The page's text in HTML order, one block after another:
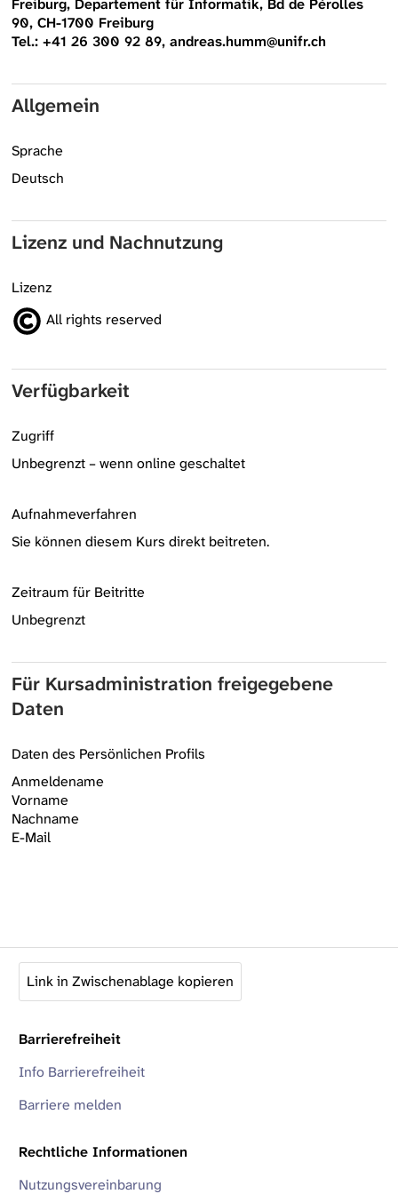
Freiburg, Departement für Informatik, Bd de Pérolles
90, CH-1700 Freiburg
Tel.: +41 26 300 92 89, andreas.humm@unifr.ch
Allgemein
Sprache
Deutsch
Lizenz und Nachnutzung
Lizenz
All rights reserved
Verfügbarkeit
Zugriff
Unbegrenzt – wenn online geschaltet
Aufnahmeverfahren
Sie können diesem Kurs direkt beitreten.
Zeitraum für Beitritte
Unbegrenzt
Für Kursadministration freigegebene
Daten
Daten des Persönlichen Profils
Anmeldename
Vorname
Nachname
E-Mail
Link in Zwischenablage kopieren
Barrierefreiheit
Info Barrierefreiheit
Barriere melden
Rechtliche Informationen
Nutzungsvereinbarung